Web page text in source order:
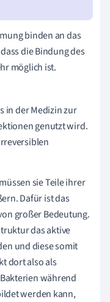
binden an das
die Bindung des
möglich ist.
in der Medizin zur
genutzt wird.
sie Teile ihrer
Dafür ist das
großer Bedeutung.
das aktive
und diese somit
dort also als
während
werden kann,